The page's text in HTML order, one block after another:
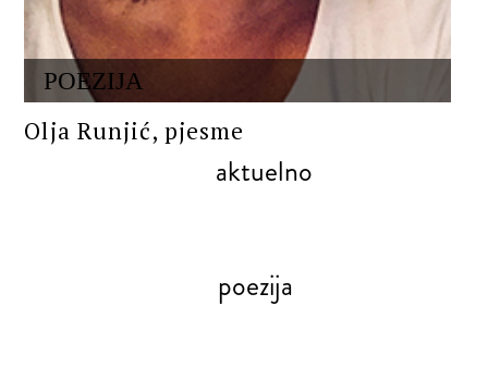
POEZIJA
Olja Runjić, pjesme
aktuelno
poezija